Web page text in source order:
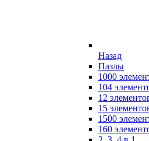
Назад
Пазлы
1000
104
12
15
1500
160